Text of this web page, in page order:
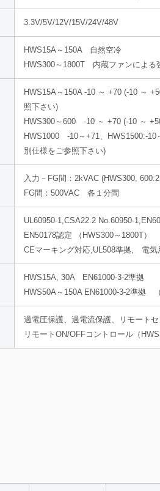
3.3V/5V/12V/15V/24V/48V
HWS15A～150A 自然空冷
HWS300～1800T 内蔵ファンによる
HWS15A～150A -10 ～ +70 (-10 ～
照下さい)
HWS300～600 -10 ～ +70 (-10 ～
HWS1000 -10～+71、HWS1500:-
別仕様をご参照下さい)
入力－FG間：2kVAC (HWS300,
FG間：500VAC 各１分間
UL60950-1,CSA22.2 No.60950-
EN50178認定 （HWS300～1800T）
CEマーキング対応,UL508準拠, 電気
HWS15A, 30A EN61000-3-2準拠
HWS50A～150A EN61000-3-2準拠
過電圧保護、過電流保護、リモート
リモートON/OFFコントロール（